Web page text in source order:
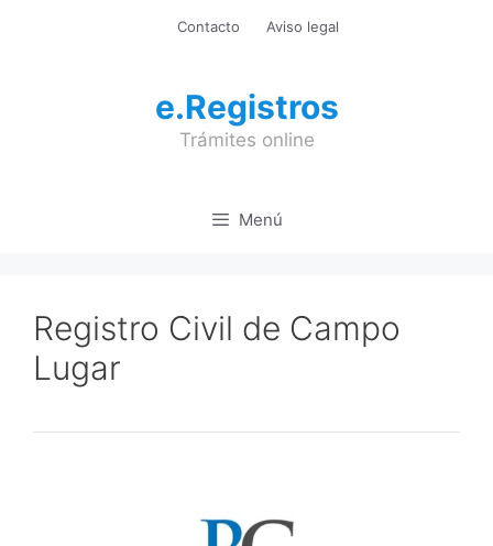
Contacto Aviso legal
e.Registros
Trámites online
Menú
Registro Civil de Campo
Lugar